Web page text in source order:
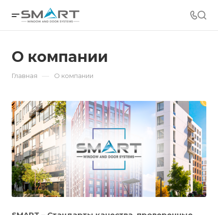
О компании
Главная — О компании